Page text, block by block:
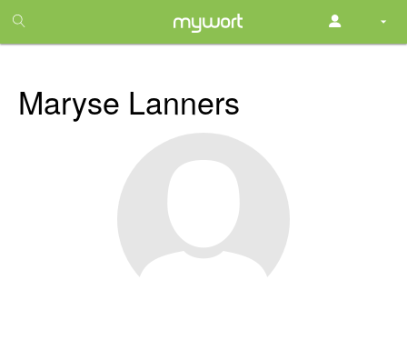
month
free
Maryse Lanners